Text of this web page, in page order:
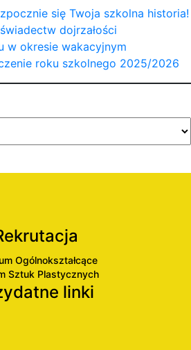
się Twoja szkolna historia!
dojrzałości
w okresie wakacyjnym
roku szkolnego 2025/2026
Ogólnokształcące
Sztuk Plastycznych
linki